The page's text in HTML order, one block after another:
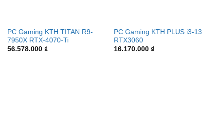
PC Gaming KTH TITAN R9-
7950X RTX-4070-Ti
56.578.000 ₫
PC Gaming KTH PLUS i3-13
RTX3060
16.170.000 ₫